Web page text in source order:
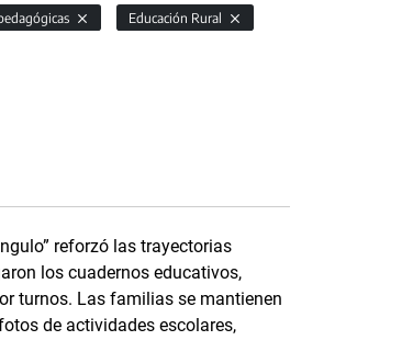
Educación Rural
reforzó las trayectorias
los cuadernos educativos,
turnos. Las familias se mantienen
de actividades escolares,